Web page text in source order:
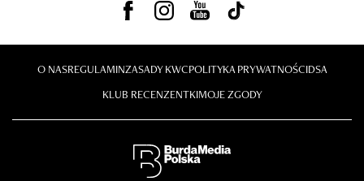
O NASREGULAMINZASADY KWCPOLITYKA PRYWATNOŚCIDSA
KLUB RECENZENTKIMOJE ZGODY